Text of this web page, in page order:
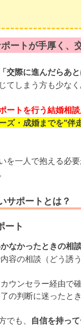
ートが手厚く、
「交際に進んだらあ
てしまう方も少なく
ートを行う結婚相
ズ・成婚までを“伴
を一人で抱える必
サポートとは？
ート
なかったときの相
容の相談（どう誘
ウンセラー経由で
の判断に迷ったと
でも、 自信を持っ